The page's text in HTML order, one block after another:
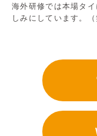
海外研修では本場タ
しみにしています。（